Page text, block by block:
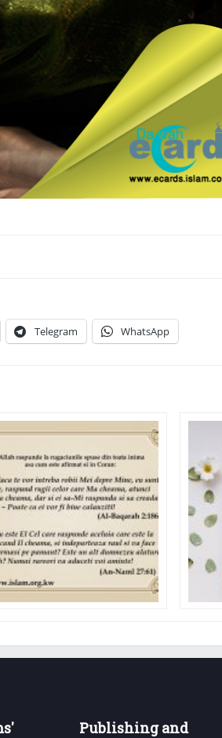
Telegram WhatsApp
Publishing and